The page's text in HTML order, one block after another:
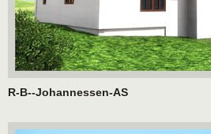
R-B--Johannessen-AS